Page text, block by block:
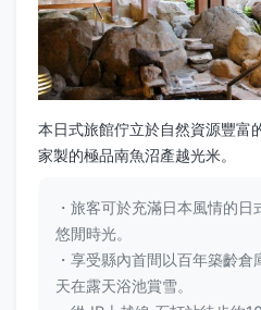
本日式旅館佇立於自然資源豐富
家製的極品南魚沼產越光米。
・旅客可於充滿日本風情的
悠閒時光。
・享受縣內首間以百年築齡
天在露天浴池賞雪。